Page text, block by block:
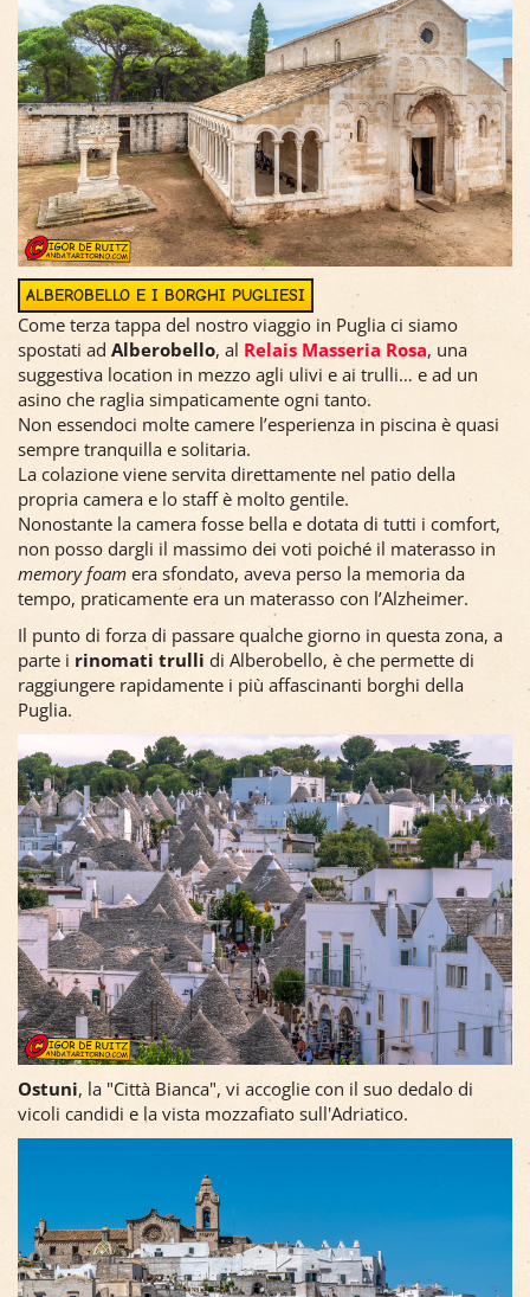
ALBEROBELLO E I BORGHI PUGLIESI
Come terza tappa del nostro viaggio in Puglia ci siamo
spostati ad Alberobello, al Relais Masseria Rosa, una
suggestiva location in mezzo agli ulivi e ai trulli… e ad un
asino che raglia simpaticamente ogni tanto.
Non essendoci molte camere l’esperienza in piscina è quasi
sempre tranquilla e solitaria.
La colazione viene servita direttamente nel patio della
propria camera e lo staff è molto gentile.
Nonostante la camera fosse bella e dotata di tutti i comfort,
non posso dargli il massimo dei voti poiché il materasso in
memory foam era sfondato, aveva perso la memoria da
tempo, praticamente era un materasso con l’Alzheimer.
Il punto di forza di passare qualche giorno in questa zona, a
parte i rinomati trulli di Alberobello, è che permette di
raggiungere rapidamente i più affascinanti borghi della
Puglia.
Ostuni, la "Città Bianca", vi accoglie con il suo dedalo di
vicoli candidi e la vista mozzafiato sull'Adriatico.